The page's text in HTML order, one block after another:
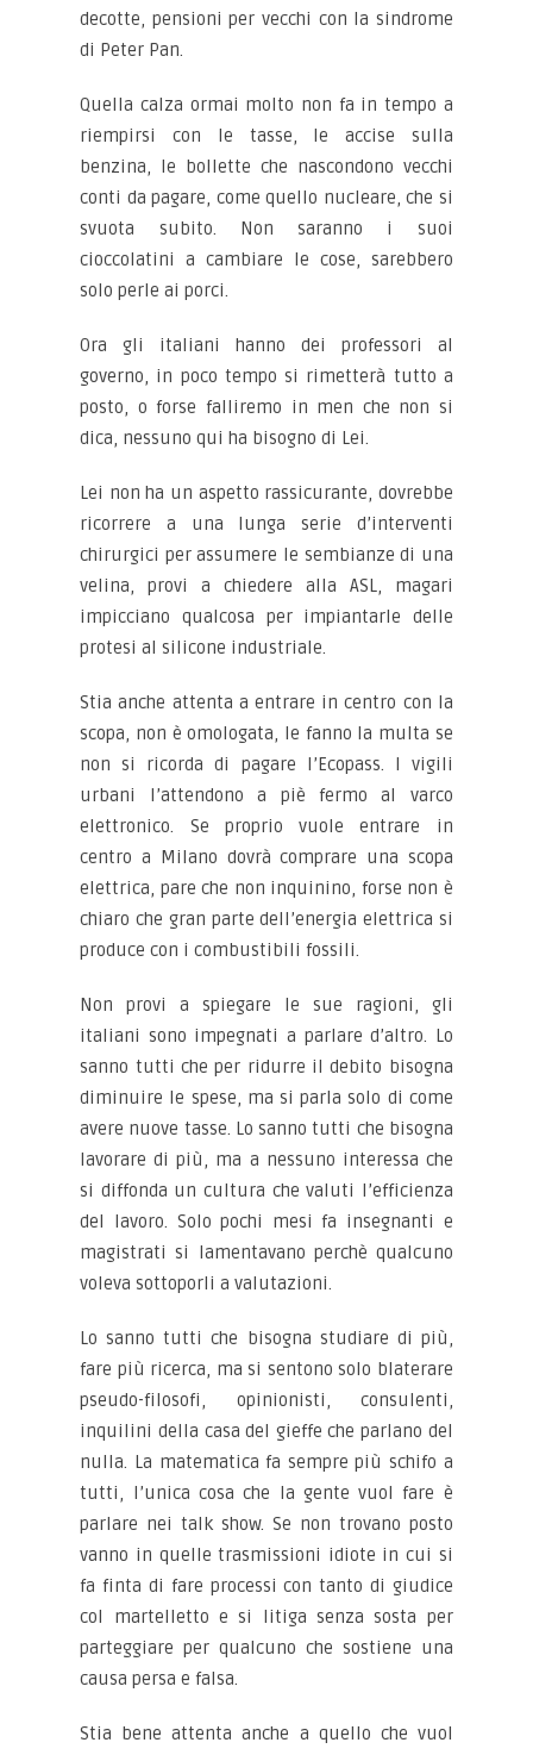
decotte, pensioni per vecchi con la sindrome
di Peter Pan.
Quella calza ormai molto non fa in tempo a
riempirsi con le tasse, le accise sulla
benzina, le bollette che nascondono vecchi
conti da pagare, come quello nucleare, che si
svuota subito. Non saranno i suoi
cioccolatini a cambiare le cose, sarebbero
solo perle ai porci.
Ora gli italiani hanno dei professori al
governo, in poco tempo si rimetterà tutto a
posto, o forse falliremo in men che non si
dica, nessuno qui ha bisogno di Lei.
Lei non ha un aspetto rassicurante, dovrebbe
ricorrere a una lunga serie d’interventi
chirurgici per assumere le sembianze di una
velina, provi a chiedere alla ASL, magari
impicciano qualcosa per impiantarle delle
protesi al silicone industriale.
Stia anche attenta a entrare in centro con la
scopa, non è omologata, le fanno la multa se
non si ricorda di pagare l’Ecopass. I vigili
urbani l’attendono a piè fermo al varco
elettronico. Se proprio vuole entrare in
centro a Milano dovrà comprare una scopa
elettrica, pare che non inquinino, forse non è
chiaro che gran parte dell’energia elettrica si
produce con i combustibili fossili.
Non provi a spiegare le sue ragioni, gli
italiani sono impegnati a parlare d’altro. Lo
sanno tutti che per ridurre il debito bisogna
diminuire le spese, ma si parla solo di come
avere nuove tasse. Lo sanno tutti che bisogna
lavorare di più, ma a nessuno interessa che
si diffonda un cultura che valuti l’efficienza
del lavoro. Solo pochi mesi fa insegnanti e
magistrati si lamentavano perchè qualcuno
voleva sottoporli a valutazioni.
Lo sanno tutti che bisogna studiare di più,
fare più ricerca, ma si sentono solo blaterare
pseudo-filosofi, opinionisti, consulenti,
inquilini della casa del gieffe che parlano del
nulla. La matematica fa sempre più schifo a
tutti, l’unica cosa che la gente vuol fare è
parlare nei talk show. Se non trovano posto
vanno in quelle trasmissioni idiote in cui si
fa finta di fare processi con tanto di giudice
col martelletto e si litiga senza sosta per
parteggiare per qualcuno che sostiene una
causa persa e falsa.
Stia bene attenta anche a quello che vuol